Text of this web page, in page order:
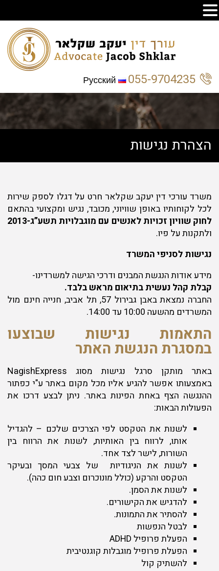
055-9704235
Русский
הצהרת נגישות
משרד עורכי דין יעקב שקלאר חרט על דגלו לספק שירות
לכל לקוחותיו באופן שוויוני, מכובד, נגיש ומקצועי בהתאם
לחוק שוויון זכויות לאנשים עם מוגבלויות תשע”ג-2013
ולתקנות על פיו.
נגישות לסניפי המשרד
מידע אודות הנגשת המבנים ודרכי הגישה למשרדינו-
קבלת קהל נעשית בתיאום מראש בלבד.
החברה נמצאת באבן גבירול 57, תל אביב, חנייה חינם מול
המשרדים מהשעה 10:00 עד 14:00.
התאמות נגישות שבוצעו
במסגרת הנגשת האתר
באתר מותקן סרגל נגישות מסוג NagishExpress
באמצעותו אפשר להגיע אליו מכל מקום באתר ע"י כפתור
ההנגשה הצף באחת הפינות באתר. ניתן לבצע דרכו את
הפעולות הבאות:
לשנות את הטקסט לפי הצרכים שלכם – להגדיל
אותו, לרווח בין האותיות, לשנות את הרווח בין
השורות, לישר לצד אחד.
לשנות את הניגודיות של צבעי המסך ובעיקר
הטקסט והרקע (כולל מונוכרום וצבע חום כהה).
לשנות את הסמן.
להדגיש את הקישורים.
להסתיר את התמונות.
לבטל הנפשות
הפעלת פרופיל ADHD
הפעלת פרופיל מוגבלות קוגנטיבית
להשתיק קול